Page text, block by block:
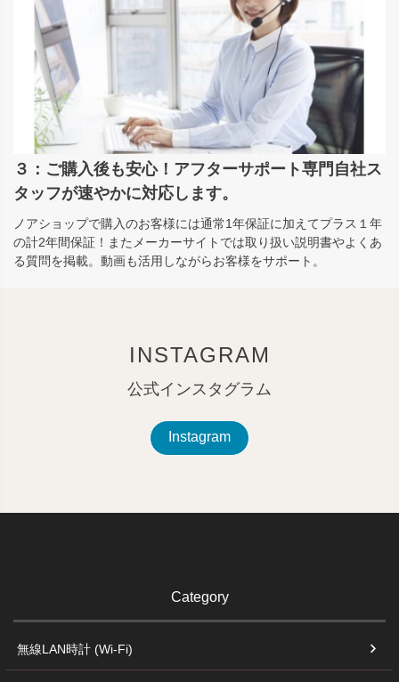
３：ご購入後も安心！アフターサポート専門自社ス
タッフが速やかに対応します。
ノアショップで購入のお客様には通常1年保証に加えてプラス１年
の計2年間保証！またメーカーサイトでは取り扱い説明書やよくあ
る質問を掲載。動画も活用しながらお客様をサポート。
INSTAGRAM
公式インスタグラム
Instagram
Category
無線LAN時計 (Wi-Fi)